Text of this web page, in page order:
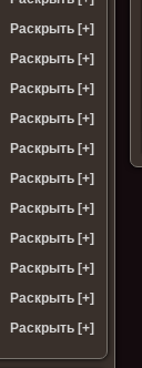
Раскрыть [+]
Раскрыть [+]
Раскрыть [+]
Раскрыть [+]
Раскрыть [+]
Раскрыть [+]
Раскрыть [+]
Раскрыть [+]
Раскрыть [+]
Раскрыть [+]
Раскрыть [+]